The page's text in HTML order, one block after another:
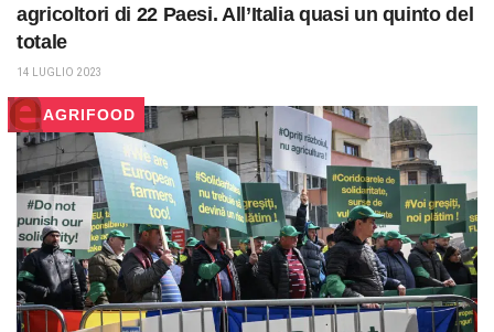
agricoltori di 22 Paesi. All’Italia quasi un quinto del
totale
14 LUGLIO 2023
AGRIFOOD